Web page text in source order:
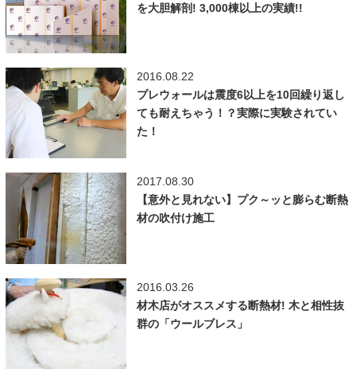
を大胆解剖! 3,000棟以上の実績!!
2016.08.22
プレウォールは震度6以上を10回繰り返し
ても耐えちゃう！？実際に実験されてい
た！
2017.08.30
【意外と見れない】プク～ッと膨らむ断熱
材の吹付け施工
2016.03.26
材木店がオススメする断熱材! 木と相性抜
群の「ウールブレス」